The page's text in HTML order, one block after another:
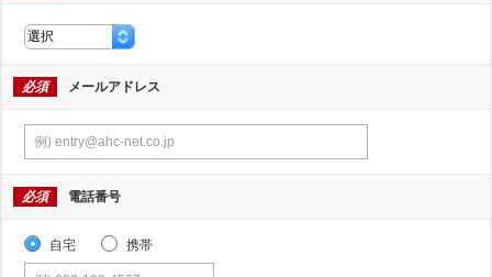
必須 メールアドレス
必須 電話番号
自宅 携帯